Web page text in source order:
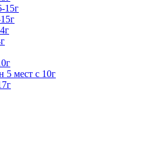
15г
5 мест с 10г